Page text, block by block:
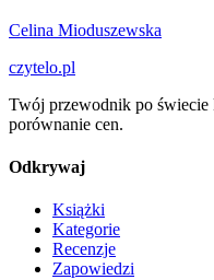
Celina Mioduszewska
czytelo.pl
Twój przewodnik po świecie
porównanie cen.
Odkrywaj
Książki
Kategorie
Recenzje
Zapowiedzi